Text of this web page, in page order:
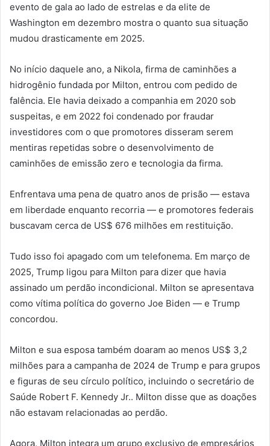
evento de gala ao lado de estrelas e da elite de
Washington em dezembro mostra o quanto sua situação
mudou drasticamente em 2025.
No início daquele ano, a Nikola, firma de caminhões a
hidrogênio fundada por Milton, entrou com pedido de
falência. Ele havia deixado a companhia em 2020 sob
suspeitas, e em 2022 foi condenado por fraudar
investidores com o que promotores disseram serem
mentiras repetidas sobre o desenvolvimento de
caminhões de emissão zero e tecnologia da firma.
Enfrentava uma pena de quatro anos de prisão — estava
em liberdade enquanto recorria — e promotores federais
buscavam cerca de US$ 676 milhões em restituição.
Tudo isso foi apagado com um telefonema. Em março de
2025, Trump ligou para Milton para dizer que havia
assinado um perdão incondicional. Milton se apresentava
como vítima política do governo Joe Biden — e Trump
concordou.
Milton e sua esposa também doaram ao menos US$ 3,2
milhões para a campanha de 2024 de Trump e para grupos
e figuras de seu círculo político, incluindo o secretário de
Saúde Robert F. Kennedy Jr.. Milton disse que as doações
não estavam relacionadas ao perdão.
Agora, Milton integra um grupo exclusivo de empresários